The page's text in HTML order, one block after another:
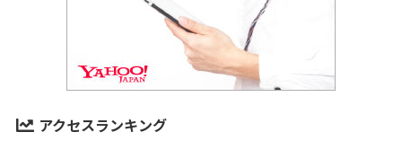
アクセスランキング